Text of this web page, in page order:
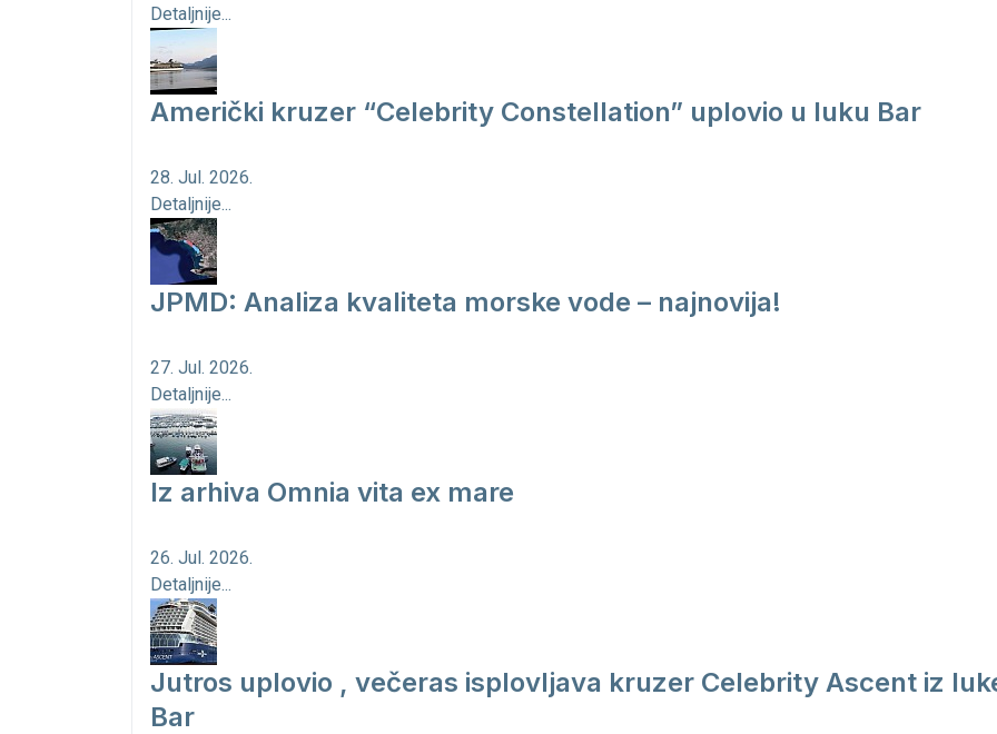
Detaljnije...
Američki kruzer “Celebrity Constellation” uplovio u luku Bar
28. Jul. 2026.
Detaljnije...
JPMD: Analiza kvaliteta morske vode – najnovija!
27. Jul. 2026.
Detaljnije...
Iz arhiva Omnia vita ex mare
26. Jul. 2026.
Detaljnije...
Jutros uplovio , večeras isplovljava kruzer Celebrity Ascent iz
Bar